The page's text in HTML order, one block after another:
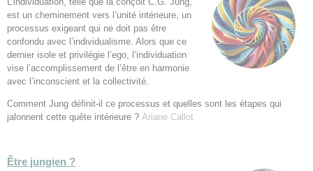
est un cheminement vers l’unité intérieure, un
processus exigeant qui ne doit pas être
confondu avec l’individualisme. Alors que ce
dernier isole et privilégie l’ego, l’individuation
vise l’accomplissement de l’être en harmonie
avec l’inconscient et la collectivité.
Comment Jung définit-il ce processus et quelles sont les étapes qui
jalonnent cette quête intérieure ? Ariane Callot
Être jungien ?